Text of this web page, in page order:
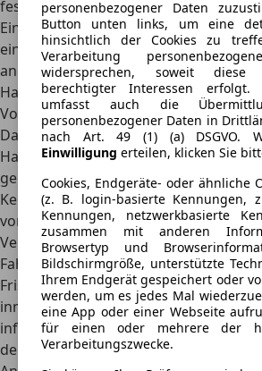
personenbezogener Daten
Button unten links, um eine
hinsichtlich der Cookies zu
Verarbeitung
widersprechen, soweit
berechtigter Interessen erfolgt.
umfasst auch die
personenbezogener Daten in
nach Art. 49 (1) (a) DSGVO.
Einwilligung erteilen, klicken Sie
Cookies, Endgeräte- oder ähnliche
(z. B. login-basierte Kennungen,
Kennungen, netzwerkbasierte
zusammen mit anderen
Browsertyp und
Bildschirmgröße, unterstützte
Ihrem Endgerät gespeichert oder
werden, um es jedes Mal
eine App oder einer Webseite
für einen oder mehrere der
Verarbeitungszwecke.
festgelegten Versicherungssumme
Ein Beispiel:Du fährst mit deinem
einen anderen PKW und zerkratzt den
andere Autofahrer den Schaden,
Haftpflichtversicherung die
Voraussetzung für die Leistungen
Damit die Versicherung die Schäden
Haftpflicht reguliert, müssen folgende
gegeben sein:
Kein Vorsatz:Der Versicherte darf
vorsätzlich verursacht haben.
Versicherungsleistung sind schon bei
Fahrlässigkeit möglich.
Fristgerechte Schadensmeldung:Die
innerhalb von 14 Tagen über den
informiert werden. So ist es zumindest
der Kfz-Versicherungspolicen